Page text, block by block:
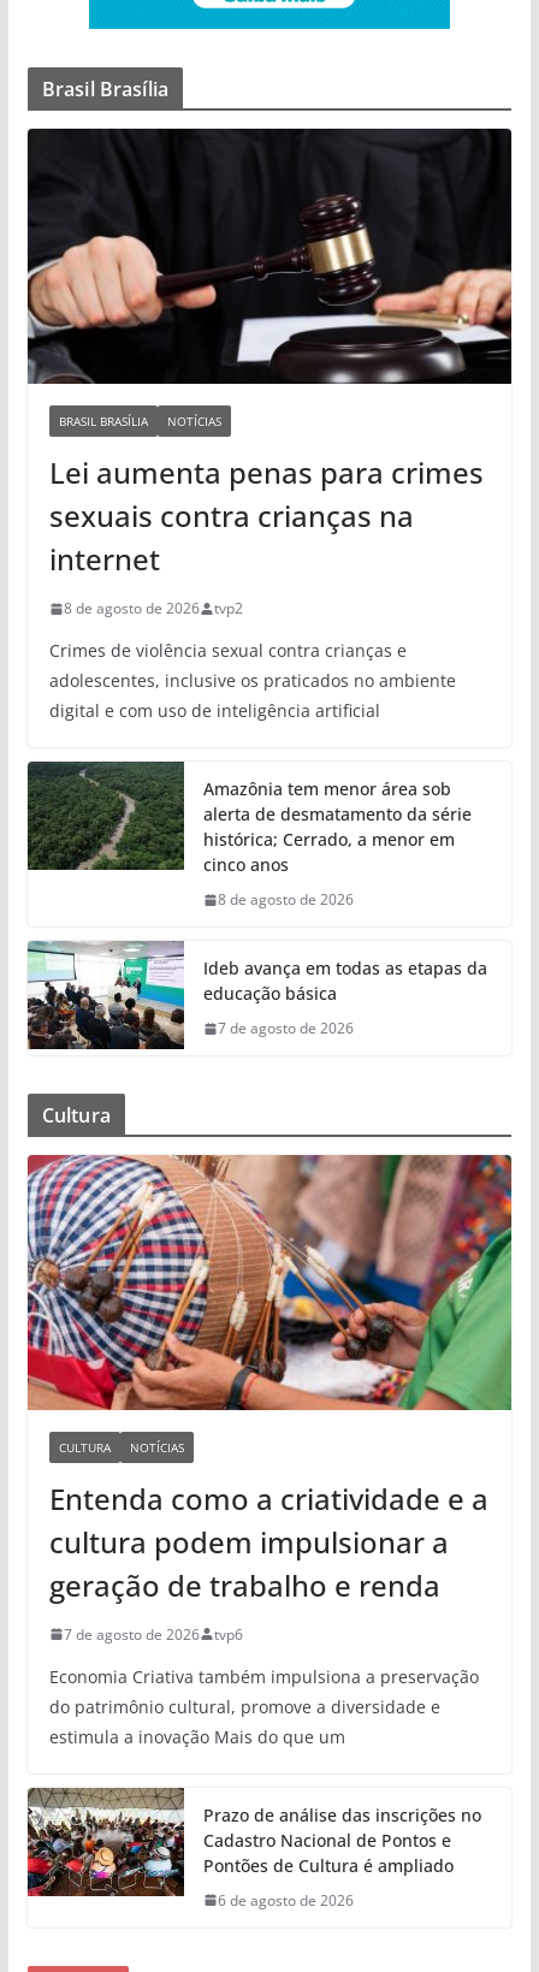
Brasil Brasília
BRASIL BRASÍLIA NOTÍCIAS
Lei aumenta penas para crimes
sexuais contra crianças na
internet
8 de agosto de 2026 tvp2
Crimes de violência sexual contra crianças e
adolescentes, inclusive os praticados no ambiente
digital e com uso de inteligência artificial
Amazônia tem menor área sob
alerta de desmatamento da série
histórica; Cerrado, a menor em
cinco anos
8 de agosto de 2026
Ideb avança em todas as etapas da
educação básica
7 de agosto de 2026
Cultura
CULTURA NOTÍCIAS
Entenda como a criatividade e a
cultura podem impulsionar a
geração de trabalho e renda
7 de agosto de 2026 tvp6
Economia Criativa também impulsiona a preservação
do patrimônio cultural, promove a diversidade e
estimula a inovação Mais do que um
Prazo de análise das inscrições no
Cadastro Nacional de Pontos e
Pontões de Cultura é ampliado
6 de agosto de 2026